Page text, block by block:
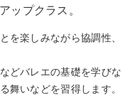
ップクラス。
を楽しみながら協調性、
どバレエの基礎を学びな
舞いなどを習得します。